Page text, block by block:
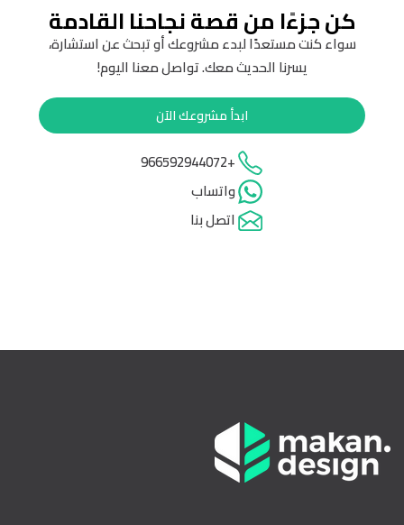
كن جزءًا من قصة نجاحنا القادمة
سواء كنت مستعدًا لبدء مشروعك أو تبحث عن استشارة،
يسرنا الحديث معك. تواصل معنا اليوم!
ابدأ مشروعك الآن
+966592944072
واتساب
اتصل بنا